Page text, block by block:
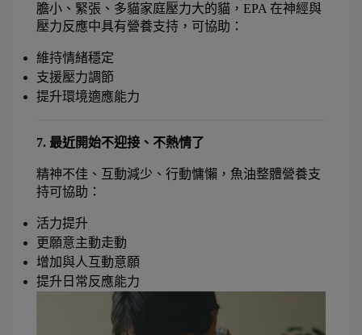
膽小、緊張、多貓家庭壓力大的貓，EPA 在神經與
壓力反應中具有營養支持，可協助：
維持情緒穩定
支援壓力調節
提升環境適應能力
7. 最近開始不迎接、不熱情了
精神不佳、互動減少、行動慵懶，魚油整體營養支
持可協助：
活力提升
更願意主動走動
增加與人互動意願
提升日常反應能力